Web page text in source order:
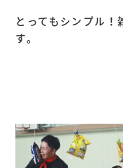
とってもシンプル
す。